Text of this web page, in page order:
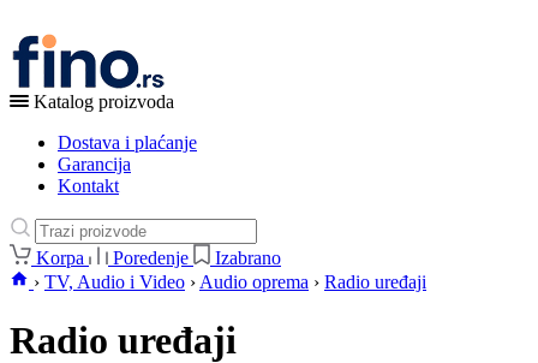
Katalog proizvoda
Dostava i plaćanje
Garancija
Kontakt
Korpa Poredenje
Izabrano
› TV, Audio i Video › Audio oprema › Radio uređaji
Radio uređaji